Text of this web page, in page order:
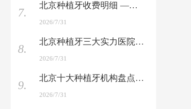
7.
北京种植牙收费明细 —— 国产与进口品牌全收录
2026/7/31
8.
北京种植牙三大实力医院 —— 权威榜单上新，你会选哪家
2026/7/31
9.
北京十大种植牙机构盘点 —— 口碑与技术硬碰硬对比
2026/7/31